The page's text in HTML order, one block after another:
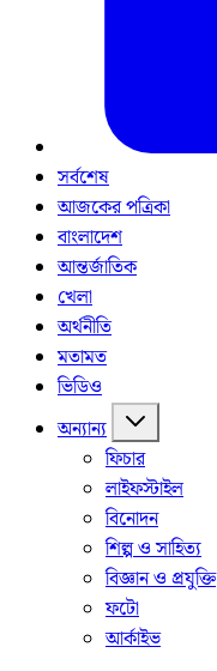
সর্বশেষ
আজকের পত্রিকা
বাংলাদেশ
আন্তর্জাতিক
খেলা
অর্থনীতি
মতামত
ভিডিও
অন্যান্য
ফিচার
লাইফস্টাইল
বিনোদন
শিল্প ও সাহিত্য
বিজ্ঞান ও প্রযুক্তি
ফটো
আর্কাইভ